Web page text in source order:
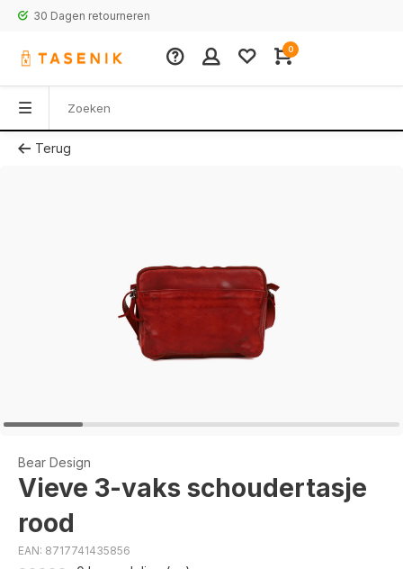
30 Dagen retourneren
0
Terug
Bear Design
Vieve 3-vaks schoudertasje
rood
EAN: 8717741435856